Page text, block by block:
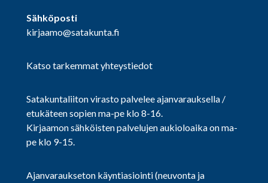
Sähköposti
kirjaamo@satakunta.fi
Katso tarkemmat yhteystiedot
Satakuntaliiton virasto palvelee ajanvarauksella /
etukäteen sopien ma-pe klo 8-16.
Kirjaamon sähköisten palvelujen aukioloaika on ma-
pe klo 9-15.
Ajanvaraukseton käyntiasiointi (neuvonta ja